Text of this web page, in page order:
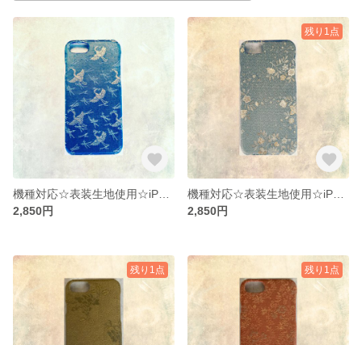
2,850円
残り1点
2,850円
残り1点 残り1点